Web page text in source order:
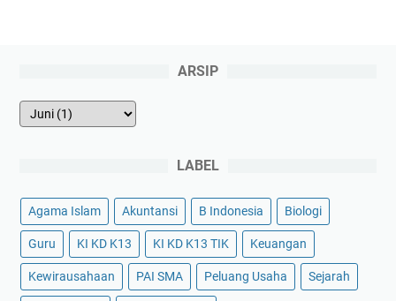
ARSIP
LABEL
Agama Islam Akuntansi B Indonesia Biologi
Guru KI KD K13 KI KD K13 TIK Keuangan
Kewirausahaan PAI SMA Peluang Usaha Sejarah